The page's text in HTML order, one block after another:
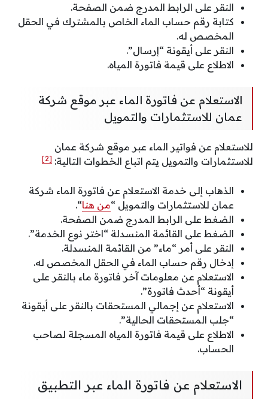
النقر على الرابط المدرج ضمن الصفحة.
كتابة رقم حساب الماء الخاص بالمشترك في الحقل
المخصص له.
النقر على أيقونة “إرسال”.
الاطلاع على قيمة فاتورة المياه.
الاستعلام عن فاتورة الماء عبر موقع شركة
عمان للاستثمارات والتمويل
للاستعلام عن فواتير الماء عبر موقع شركة عمان
للاستثمارات والتمويل يتم اتباع الخطوات التالية: [2]
الذهاب إلى خدمة الاستعلام عن فاتورة الماء شركة
عمان للاستثمارات والتمويل “من هنا“.
الضغط على الرابط المدرج ضمن الصفحة.
الضغط على القائمة المنسدلة “اختر نوع الخدمة”.
النقر على أمر “ماء” من القائمة المنسدلة.
إدخال رقم حساب الماء في الحقل المخصص له.
الاستعلام عن معلومات آخر فاتورة ماء بالنقر على
أيقونة “أحدث فاتورة”.
الاستعلام عن إجمالي المستحقات بالنقر على أيقونة
“جلب المستحقات الحالية”.
الاطلاع على قيمة فاتورة المياه المسجلة لصاحب
الحساب.
الاستعلام عن فاتورة الماء عبر التطبيق